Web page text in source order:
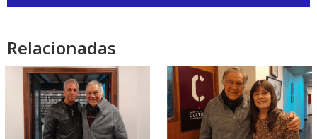
audio
Relacionadas